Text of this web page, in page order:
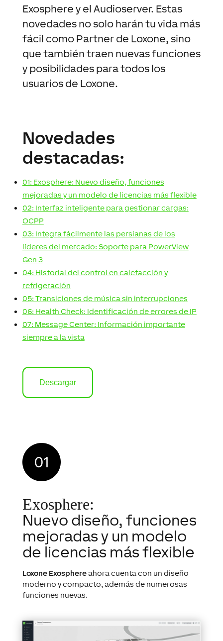
Exosphere y el Audioserver. Estas
novedades no solo harán tu vida más
fácil como Partner de Loxone, sino
que también traen nuevas funciones
y posibilidades para todos los
usuarios de Loxone.
Novedades
destacadas:
01: Exosphere: Nuevo diseño, funciones
mejoradas y un modelo de licencias más flexible
02: Interfaz inteligente para gestionar cargas:
OCPP
03: Integra fácilmente las persianas de los
líderes del mercado: Soporte para PowerView
Gen 3
04: Historial del control en calefacción y
refrigeración
05: Transiciones de música sin interrupciones
06: Health Check: Identificación de errores de IP
07: Message Center: Información importante
siempre a la vista
Descargar
Exosphere:
Nuevo diseño, funciones
mejoradas y un modelo
de licencias más flexible
Loxone Exosphereahora cuenta con un diseño
moderno y compacto, además de numerosas
funciones nuevas.